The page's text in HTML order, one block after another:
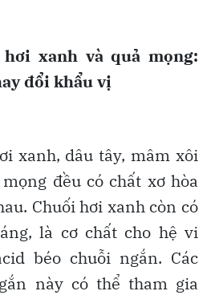
xanh và quả mọng:
đổi khẩu vị
xanh, dâu tây, mâm xôi
đều có chất xơ hòa
Chuối hơi xanh còn có
là cơ chất cho hệ vi
béo chuỗi ngắn. Các
này có thể tham gia